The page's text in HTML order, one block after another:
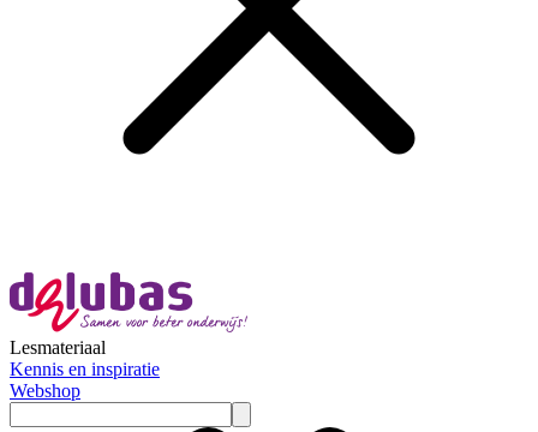
Lesmateriaal
Kennis en inspiratie
Webshop